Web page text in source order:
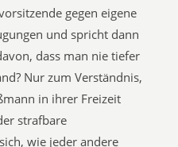
gegen eigene
und spricht dann
dass man nie tiefer
Nur zum Verständnis,
in ihrer Freizeit
strafbare
wie jeder andere